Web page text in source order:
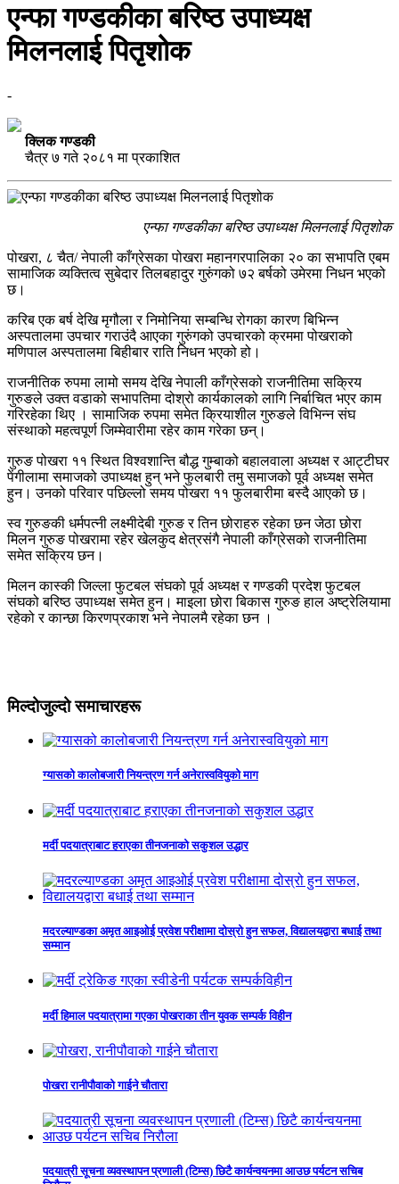
एन्फा गण्डकीका बरिष्ठ उपाध्यक्ष
मिलनलाई पितृशोक
-
क्लिक गण्डकी
चैत्र ७ गते २०८१ मा प्रकाशित
एन्फा गण्डकीका बरिष्ठ उपाध्यक्ष मिलनलाई पितृशोक
पोखरा, ८ चैत/ नेपाली काँग्रेसका पोखरा महानगरपालिका २० का सभापति एबम
सामाजिक व्यक्तित्व सुबेदार तिलबहादुर गुरुंगको ७२ बर्षको उमेरमा निधन भएको
छ।
करिब एक बर्ष देखि मृगौला र निमोनिया सम्बन्धि रोगका कारण बिभिन्न
अस्पतालमा उपचार गराउंदै आएका गुरुंगको उपचारको क्रममा पोखराको
मणिपाल अस्पतालमा बिहीबार राति निधन भएको हो।
राजनीतिक रुपमा लामो समय देखि नेपाली काँग्रेसको राजनीतिमा सक्रिय
गुरुङले उक्त वडाको सभापतिमा दोश्रो कार्यकालको लागि निर्बाचित भएर काम
गरिरहेका थिए । सामाजिक रुपमा समेत क्रियाशील गुरुङले विभिन्न संघ
संस्थाको महत्वपूर्ण जिम्मेवारीमा रहेर काम गरेका छन्।
गुरुङ पोखरा ११ स्थित विश्वशान्ति बौद्ध गुम्बाको बहालवाला अध्यक्ष र आट्टीघर
पेंगीलामा समाजको उपाध्यक्ष हुन् भने फुलबारी तमु समाजको पूर्व अध्यक्ष समेत
हुन। उनको परिवार पछिल्लो समय पोखरा ११ फुलबारीमा बस्दै आएको छ।
स्व गुरुङकी धर्मपत्नी लक्ष्मीदेबी गुरुङ र तिन छोराहरु रहेका छन जेठा छोरा
मिलन गुरुङ पोखरामा रहेर खेलकुद क्षेत्रसंगै नेपाली काँग्रेसको राजनीतिमा
समेत सक्रिय छन।
मिलन कास्की जिल्ला फुटबल संघको पूर्व अध्यक्ष र गण्डकी प्रदेश फुटबल
संघको बरिष्ठ उपाध्यक्ष समेत हुन। माइला छोरा बिकास गुरुङ हाल अष्ट्रेलियामा
रहेको र कान्छा किरणप्रकाश भने नेपालमै रहेका छन ।
मिल्दोजुल्दो समाचारहरू
ग्यासको कालोबजारी नियन्त्रण गर्न अनेरास्ववियुको माग
मर्दी पदयात्राबाट हराएका तीनजनाको सकुशल उद्धार
मदरल्याण्डका अमृत आइओई प्रवेश परीक्षामा दोस्रो हुन सफल, विद्यालयद्वारा बधाई तथा
सम्मान
मर्दी हिमाल पदयात्रामा गएका पोखराका तीन युवक सम्पर्क विहीन
पोखरा रानीपौवाको गाईने चौतारा
पदयात्री सूचना व्यवस्थापन प्रणाली (टिम्स) छिटै कार्यन्वयनमा आउछ पर्यटन सचिब